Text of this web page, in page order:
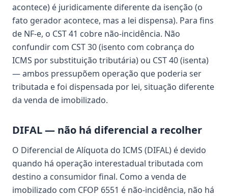
acontece) é juridicamente diferente da isenção (o
fato gerador acontece, mas a lei dispensa). Para fins
de NF-e, o CST 41 cobre não-incidência. Não
confundir com CST 30 (isento com cobrança do
ICMS por substituição tributária) ou CST 40 (isenta)
— ambos pressupõem operação que poderia ser
tributada e foi dispensada por lei, situação diferente
da venda de imobilizado.
DIFAL — não há diferencial a recolher
O Diferencial de Alíquota do ICMS (DIFAL) é devido
quando há operação interestadual tributada com
destino a consumidor final. Como a venda de
imobilizado com CFOP 6551 é não-incidência, não há